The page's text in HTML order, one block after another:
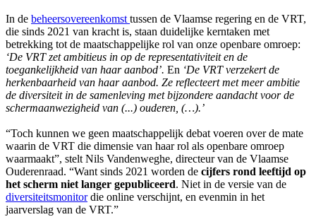
In de beheersovereenkomst tussen de Vlaamse regering en de VRT,
die sinds 2021 van kracht is, staan duidelijke kerntaken met
betrekking tot de maatschappelijke rol van onze openbare omroep:
‘De VRT zet ambitieus in op de representativiteit en de
toegankelijkheid van haar aanbod’. En ‘De VRT verzekert de
herkenbaarheid van haar aanbod. Ze reflecteert met meer ambitie
de diversiteit in de samenleving met bijzondere aandacht voor de
schermaanwezigheid van (...) ouderen, (…).’
“Toch kunnen we geen maatschappelijk debat voeren over de mate
waarin de VRT die dimensie van haar rol als openbare omroep
waarmaakt”, stelt Nils Vandenweghe, directeur van de Vlaamse
Ouderenraad. “Want sinds 2021 worden de cijfers rond leeftijd op
het scherm niet langer gepubliceerd. Niet in de versie van de
diversiteitsmonitordie online verschijnt, en evenmin in het
jaarverslag van de VRT.”